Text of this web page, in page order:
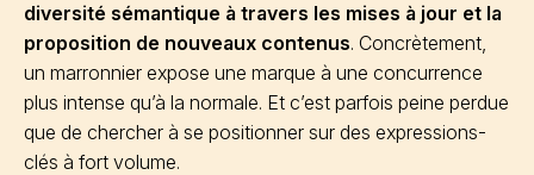
diversité sémantique à travers les mises à jour et la
proposition de nouveaux contenus. Concrètement,
un marronnier expose une marque à une concurrence
plus intense qu’à la normale. Et c’est parfois peine perdue
que de chercher à se positionner sur des expressions-
clés à fort volume.